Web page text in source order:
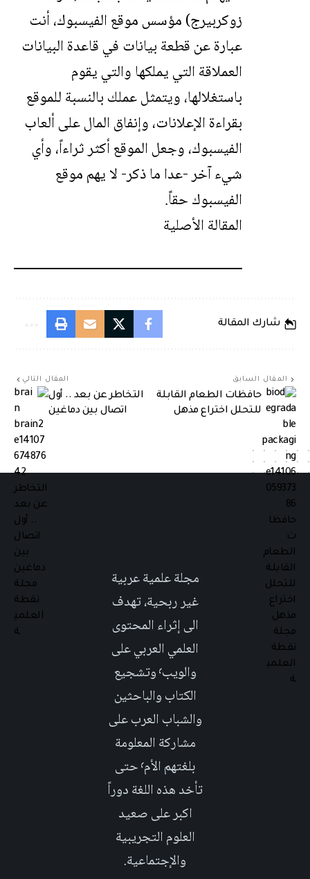
زوكربيرج) مؤسس موقع الفيسبوك، أنت
عبارة عن قطعة بيانات في قاعدة البيانات
العملاقة التي يملكها والتي يقوم
باستغلالها، ويتمثل عملك بالنسبة للموقع
بقراءة الإعلانات، وإنفاق المال على ألعاب
الفيسبوك، وجعل الموقع أكثر ثراءاً، وأي
شيء آخر -عدا ما ذكر- لا يهم موقع
الفيسبوك حقاً.
المقالة الأصلية
شارك المقالة
المقال السابق
حافظات الطعام القابلة
للتحلل اختراع مذهل
المقال التالي
التخاطر عن بعد .. أول
اتصال بين دماغين
مجلة علمية عربية
غير ربحية، تهدف
الى إثراء المحتوى
العلمي العربي على
والويب٬ وتشجيع
الكتاب والباحثين
والشباب العرب على
مشاركة المعلومة
بلغتهم الأم٬ حتى
تأخد هذه اللغة دوراً
اكبر على صعيد
العلوم التجريبية
والإجتماعية.